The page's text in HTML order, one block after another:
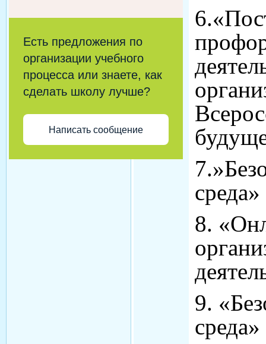
Есть предложения по
организации учебного
процесса или знаете, как
сделать школу лучше?
Написать сообщение
среда»
8.
9.
среда»